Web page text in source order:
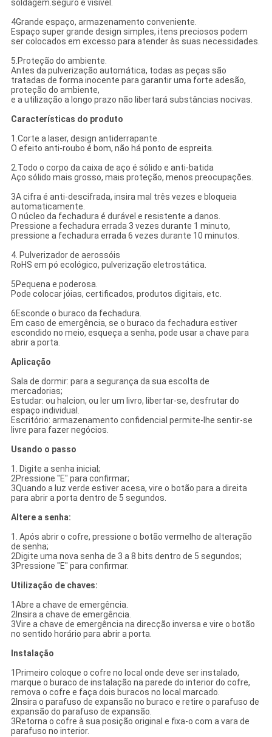
soldagem.seguro e visível.
4Grande espaço, armazenamento conveniente.
Espaço super grande design simples, itens preciosos podem
ser colocados em excesso para atender às suas necessidades.
5.Proteção do ambiente.
Antes da pulverização automática, todas as peças são
tratadas de forma inocente para garantir uma forte adesão,
proteção do ambiente,
e a utilização a longo prazo não libertará substâncias nocivas.
Características do produto
1.Corte a laser, design antiderrapante.
O efeito anti-roubo é bom, não há ponto de espreita.
2.Todo o corpo da caixa de aço é sólido e anti-batida
Aço sólido mais grosso, mais proteção, menos preocupações.
3A cifra é anti-descifrada, insira mal três vezes e bloqueia
automaticamente.
O núcleo da fechadura é durável e resistente a danos.
Pressione a fechadura errada 3 vezes durante 1 minuto,
pressione a fechadura errada 6 vezes durante 10 minutos.
4. Pulverizador de aerossóis
RoHS em pó ecológico, pulverização eletrostática.
5Pequena e poderosa.
Pode colocar jóias, certificados, produtos digitais, etc.
6Esconde o buraco da fechadura.
Em caso de emergência, se o buraco da fechadura estiver
escondido no meio, esqueça a senha, pode usar a chave para
abrir a porta.
Aplicação
Sala de dormir: para a segurança da sua escolta de
mercadorias;
Estudar: ou halcion, ou ler um livro, libertar-se, desfrutar do
espaço individual.
Escritório: armazenamento confidencial permite-lhe sentir-se
livre para fazer negócios.
Usando o passo
1. Digite a senha inicial;
2Pressione "E" para confirmar;
3Quando a luz verde estiver acesa, vire o botão para a direita
para abrir a porta dentro de 5 segundos.
Altere a senha:
1. Após abrir o cofre, pressione o botão vermelho de alteração
de senha;
2Digite uma nova senha de 3 a 8 bits dentro de 5 segundos;
3Pressione "E" para confirmar.
Utilização de chaves:
1Abre a chave de emergência.
2Insira a chave de emergência.
3Vire a chave de emergência na direcção inversa e vire o botão
no sentido horário para abrir a porta.
Instalação
1Primeiro coloque o cofre no local onde deve ser instalado,
marque o buraco de instalação na parede do interior do cofre,
remova o cofre e faça dois buracos no local marcado.
2Insira o parafuso de expansão no buraco e retire o parafuso de
expansão do parafuso de expansão.
3Retorna o cofre à sua posição original e fixa-o com a vara de
parafuso no interior.